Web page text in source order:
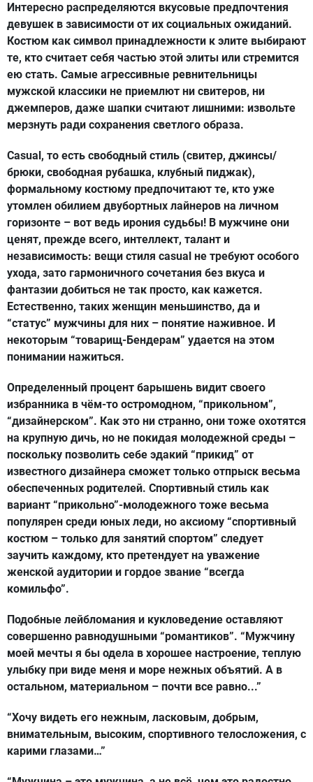
Интересно распределяются вкусовые предпочтения
девушек в зависимости от их социальных ожиданий.
Костюм как символ принадлежности к элите выбирают
те, кто считает себя частью этой элиты или стремится
ею стать. Самые агрессивные ревнительницы
мужской классики не приемлют ни свитеров, ни
джемперов, даже шапки считают лишними: извольте
мерзнуть ради сохранения светлого образа.
Casual, то есть свободный стиль (свитер, джинсы/
брюки, свободная рубашка, клубный пиджак),
формальному костюму предпочитают те, кто уже
утомлен обилием двубортных лайнеров на личном
горизонте – вот ведь ирония судьбы! В мужчине они
ценят, прежде всего, интеллект, талант и
независимость: вещи стиля casual не требуют особого
ухода, зато гармоничного сочетания без вкуса и
фантазии добиться не так просто, как кажется.
Естественно, таких женщин меньшинство, да и
“статус” мужчины для них – понятие наживное. И
некоторым “товарищ-Бендерам” удается на этом
понимании нажиться.
Определенный процент барышень видит своего
избранника в чём-то остромодном, “прикольном”,
“дизайнерском”. Как это ни странно, они тоже охотятся
на крупную дичь, но не покидая молодежной среды –
поскольку позволить себе эдакий “прикид” от
известного дизайнера сможет только отпрыск весьма
обеспеченных родителей. Спортивный стиль как
вариант “прикольно”-молодежного тоже весьма
популярен среди юных леди, но аксиому “спортивный
костюм – только для занятий спортом” следует
заучить каждому, кто претендует на уважение
женской аудитории и гордое звание “всегда
комильфо”.
Подобные лейбломания и кукловедение оставляют
совершенно равнодушными “романтиков”. “Мужчину
моей мечты я бы одела в хорошее настроение, теплую
улыбку при виде меня и море нежных объятий. А в
остальном, материальном – почти все равно...”
“Хочу видеть его нежным, ласковым, добрым,
внимательным, высоким, спортивного телосложения, с
карими глазами…”